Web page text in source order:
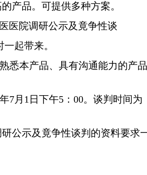
产品。可提供多种方案。
医院调研公示及竟争性谈
起带来。
悉本产品、具有沟通能力的产品
年7月 1 日下午5 ： 00。谈判时间为
公示及竟争性谈判的资料要求